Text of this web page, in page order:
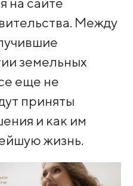
Между
земельных
еще не
приняты
и как им
жизнь.